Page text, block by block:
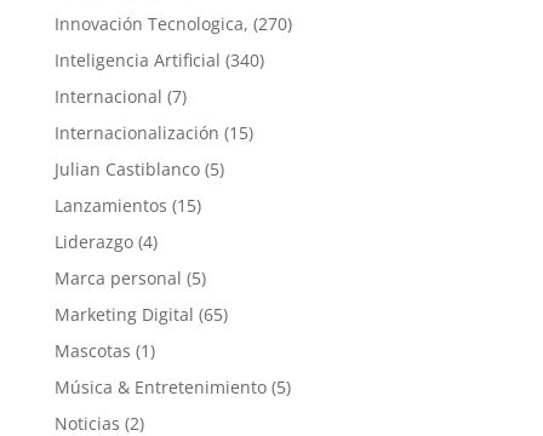
Innovación Tecnologica, (270)
Inteligencia Artificial (340)
Internacional (7)
Internacionalización (15)
Julian Castiblanco(5)
Lanzamientos (15)
Liderazgo(4)
Marca personal (5)
Marketing Digital (65)
Mascotas (1)
Música & Entretenimiento(5)
Noticias (2)